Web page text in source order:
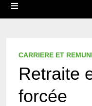
CARRIERE ET
Retraite
forcée